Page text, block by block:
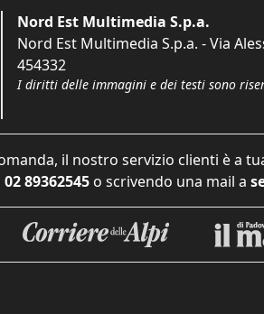
Nord Est Multimedia S.p.a.
Nord Est Multimedia S.p.a. - Via
454332
I diritti delle immagini e dei testi sono
il nostro servizio clienti è a
02 89362545 o scrivendo una mail a